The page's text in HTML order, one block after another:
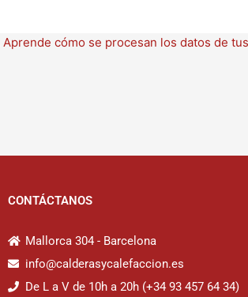
Aprende cómo se procesan los datos de
CONTÁCTANOS
Mallorca 304 - Barcelona
info@calderasycalefaccion.es
De L a V de 10h a 20h (+34 93 457 64 34)